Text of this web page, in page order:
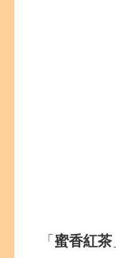
「蜜香紅茶